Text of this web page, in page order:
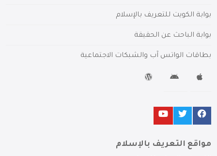
بوابة الكويت للتعريف بالإسلام
بوابة الباحث عن الحقيقة
بطاقات الواتس آب والشبكات الاجتماعية
مواقع التعريف بالإسلام